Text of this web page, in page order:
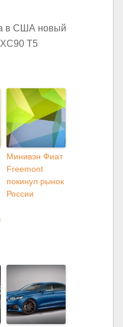
Минивэн Фиат
Freemont
покинул рынок
России